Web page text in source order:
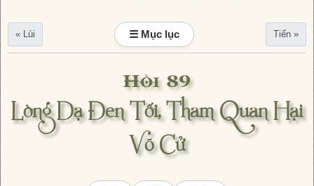
« Lùi ☰ Mục lục Tiến »
Hồi 89
Lòng Dạ Đen Tối, Tham Quan Hại
Võ Cử